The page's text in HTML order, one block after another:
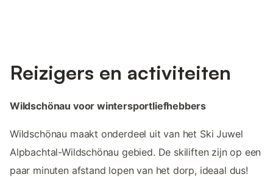
Reizigers en activiteiten
Wildschönau voor wintersportliefhebbers
Wildschönau maakt onderdeel uit van het Ski Juwel
Alpbachtal-Wildschönau gebied. De skiliften zijn op een
paar minuten afstand lopen van het dorp, ideaal dus!